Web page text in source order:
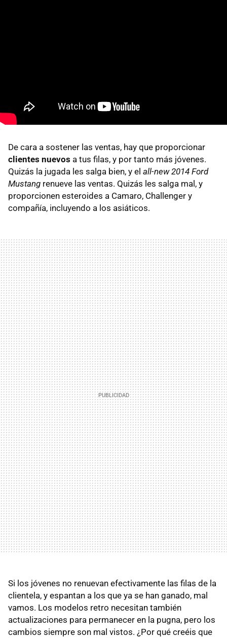
De cara a sostener las ventas, hay que proporcionar
clientes nuevos a tus filas, y por tanto más jóvenes.
Quizás la jugada les salga bien, y el all-new 2014 Ford
Mustang renueve las ventas. Quizás les salga mal, y
proporcionen esteroides a Camaro, Challenger y
compañía, incluyendo a los asiáticos.
Si los jóvenes no renuevan efectivamente las filas de la
clientela, y espantan a los que ya se han ganado, mal
vamos. Los modelos retro necesitan también
actualizaciones para permanecer en la pugna, pero los
cambios siempre son mal vistos. ¿Por qué creéis que